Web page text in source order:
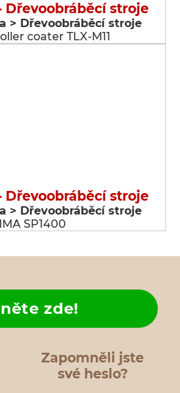
stroje
> Dřevoobráběcí stroje
coater TLX-M11
stroje
> Dřevoobráběcí stroje
SP1400
Zapomněli jste
své heslo?
zde!